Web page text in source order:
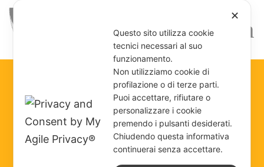
EVENTO 4
Mar 23, 2025
✕
Questo sito utilizza cookie
tecnici necessari al suo
funzionamento.
Non utilizziamo cookie di
profilazione o di terze parti.
Puoi accettare, rifiutare o
personalizzare i cookie
premendo i pulsanti desiderati.
Chiudendo questa informativa
continuerai senza accettare.